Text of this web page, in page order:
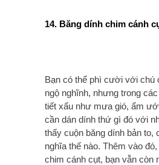
14. Băng dính chim cánh
Bạn có thể phì cười với chú
ngộ nghĩnh, nhưng trong
tiết xấu như mưa gió, ẩm
cần dán dính thứ gì đó với
thấy cuộn băng dính bản to,
nghĩa thế nào. Thêm vào
chim cánh cụt, bạn vẫn còn